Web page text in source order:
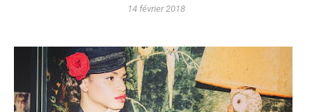
14 février 2018